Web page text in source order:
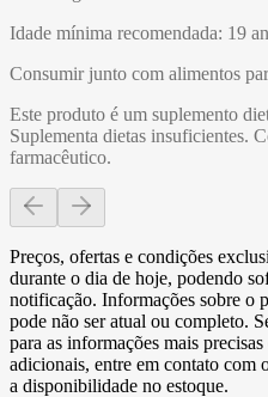
Idade mínima recomendada: 19
Consumir junto com alimentos
Este produto é um suplemento
Suplementa dietas insuficientes.
farmacêutico.
Preços, ofertas e condições
durante o dia de hoje, podendo
notificação. Informações sobre o
pode não ser atual ou completo.
para as informações mais
adicionais, entre em contato com
a disponibilidade no estoque.